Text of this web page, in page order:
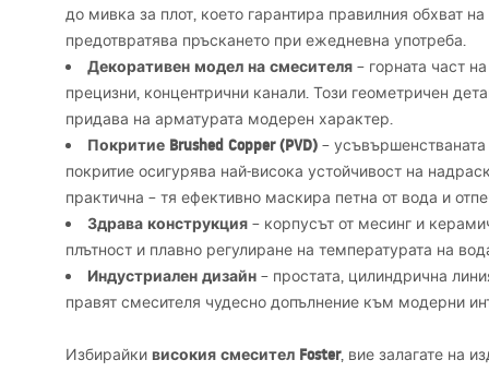
до мивка за плот, което гарантира правилния обхват
предотвратява пръскането при ежедневна употреба.
Декоративен модел на смесителя – горната част
прецизни, концентрични канали. Този геометричен
придава на арматурата модерен характер.
Покритие Brushed Copper (PVD) – усъвършенстваната
покритие осигурява най-висока устойчивост на
практична – тя ефективно маскира петна от вода и
Здрава конструкция – корпусът от месинг и
плътност и плавно регулиране на температурата на
Индустриален дизайн – простата, цилиндрична
правят смесителя чудесно допълнение към модерни
Избирайки високия смесител Foster, вие залагате на